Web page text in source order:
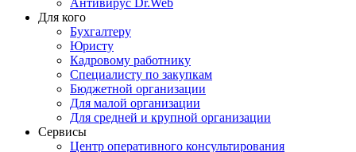
Антивирус Dr.Web
Для кого
Бухгалтеру
Юристу
Кадровому работнику
Специалисту по закупкам
Бюджетной организации
Для малой организации
Для средней и крупной организации
Сервисы
Центр оперативного консультирования